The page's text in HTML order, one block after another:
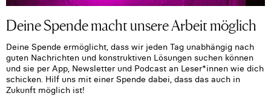
Deine Spende macht unsere Arbeit möglich
Deine Spende ermöglicht, dass wir jeden Tag unabhängig nach
guten Nachrichten und konstruktiven Lösungen suchen können
und sie per App, Newsletter und Podcast an Leser*innen wie dich
schicken. Hilf uns mit einer Spende dabei, dass das auch in
Zukunft möglich ist!